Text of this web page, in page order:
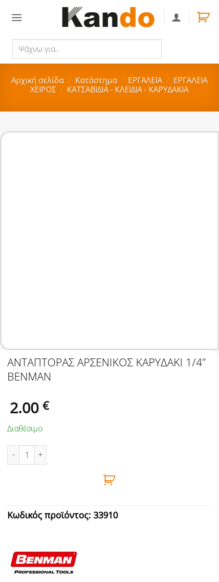
για..
Αρχική σελίδα / Κατάστημα / ΕΡΓΑΛΕΙΑ / ΕΡΓΑΛΕΙΑ
ΧΕΙΡΟΣ / ΚΑΤΣΑΒΙΔΙΑ - ΚΛΕΙΔΙΑ - ΚΑΡΥΔΑΚΙΑ
ΑΝΤΑΠΤΟΡΑΣ ΑΡΣΕΝΙΚΟΣ ΚΑΡΥΔΑΚΙ 1/4”
BENMAN
2.00 €
Διαθέσιμο
ΑΝΤΑΠΤΟΡΑΣ ΑΡΣΕΝΙΚΟΣ ΚΑΡΥΔΑΚΙ 1/4'' BENMAN ποσότητα
Κωδικός προϊόντος: 33910